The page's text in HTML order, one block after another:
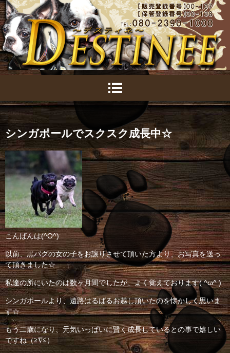
シンガポールでスクスク成長中☆
こんばんは(^O^)
以前、黒パグの女の子をお譲りさせて頂いた方より、お写真を送っ
て頂きました☆
私達の所にいたのは数ヶ月間でしたが、よく覚えております( ^ω^ )
シンガポールより、遠路はるばるお越し頂いたのを懐かしく思いま
す☆
もう二歳になり、元気いっぱいに賢く成長しているとの事で嬉しい
ですね（≧∇≦）